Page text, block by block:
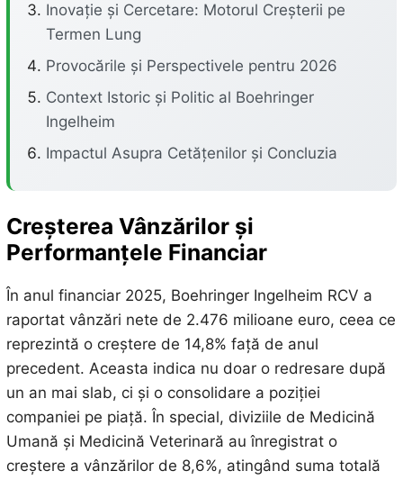
Inovație și Cercetare: Motorul Creșterii pe
Termen Lung
Provocările și Perspectivele pentru 2026
Context Istoric și Politic al Boehringer
Ingelheim
Impactul Asupra Cetățenilor și Concluzia
Creșterea Vânzărilor și
Performanțele Financiar
În anul financiar 2025, Boehringer Ingelheim RCV a
raportat vânzări nete de 2.476 milioane euro, ceea ce
reprezintă o creștere de 14,8% față de anul
precedent. Aceasta indica nu doar o redresare după
un an mai slab, ci și o consolidare a poziției
companiei pe piață. În special, diviziile de Medicină
Umană și Medicină Veterinară au înregistrat o
creștere a vânzărilor de 8,6%, atingând suma totală